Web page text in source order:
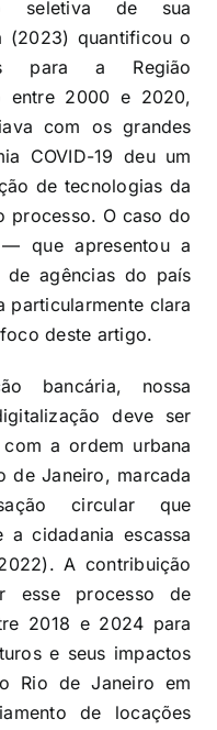
seletiva de sua
(2023) quantificou o
para a Região
entre 2000 e 2020,
com os grandes
COVID-19 deu um
de tecnologias da
processo. O caso do
que apresentou a
de agências do país
clara
deste artigo.
bancária, nossa
deve ser
a ordem urbana
de Janeiro, marcada
circular que
a cidadania escassa
A contribuição
esse processo de
2018 e 2024 para
e seus impactos
Rio de Janeiro em
de locações